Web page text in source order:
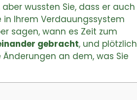
aber wussten Sie, dass er auch
in Ihrem Verdauungssystem
sagen, wann es Zeit zum
gebracht, und plötzlich
an dem, was Sie